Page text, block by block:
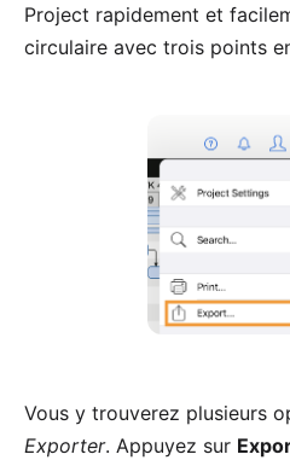
Project rapidement et
circulaire avec trois points
Vous y trouverez plusieurs
Exporter. Appuyez sur